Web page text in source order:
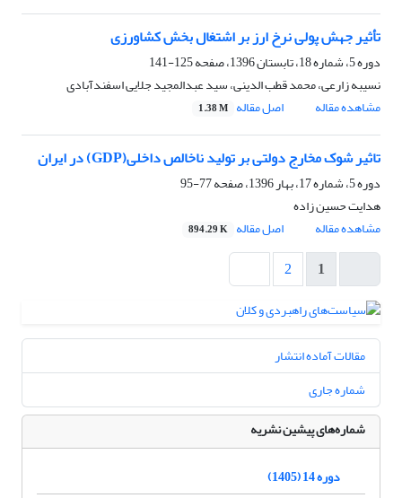
تأثیر جهش پولی نرخ ارز بر اشتغال بخش کشاورزی
دوره 5، شماره 18، تابستان 1396، صفحه
125-141
نسیبه زارعی، محمد قطب الدینی، سید عبدالمجید جلایی اسفندآبادی
مشاهده مقاله
اصل مقاله 1.38 M
تاثیر شوک مخارج دولتی بر تولید ناخالص داخلی(GDP) در ایران
دوره 5، شماره 17، بهار 1396، صفحه
77-95
هدایت حسین زاده
مشاهده مقاله
اصل مقاله 894.29 K
1
2
مقالات آماده انتشار
شماره جاری
شماره‌های پیشین نشریه
دوره 14 (1405)